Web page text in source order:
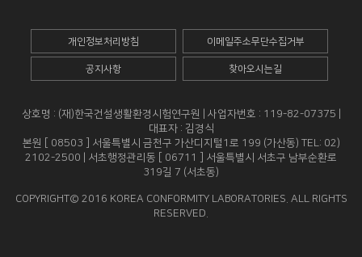
개인정보처리방침 이메일주소무단수집거부
공지사항 찾아오시는길
상호명 : (재)한국건설생활환경시험연구원 | 사업자번호 : 119-82-07375 |
대표자 : 김경식
본원 [ 08503 ] 서울특별시 금천구 가산디지털1로 199 (가산동) TEL: 02)
2102-2500 | 서초행정관리동 [ 06711 ] 서울특별시 서초구 남부순환로
319길 7 (서초동)
COPYRIGHT© 2016 KOREA CONFORMITY LABORATORIES. ALL RIGHTS
RESERVED.